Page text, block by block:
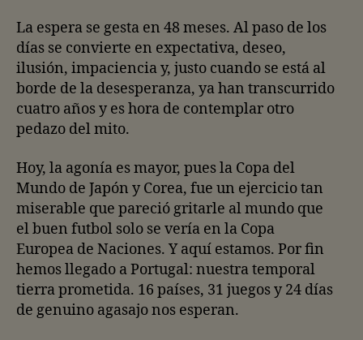
La espera se gesta en 48 meses. Al paso de los
días se convierte en expectativa, deseo,
ilusión, impaciencia y, justo cuando se está al
borde de la desesperanza, ya han transcurrido
cuatro años y es hora de contemplar otro
pedazo del mito.
Hoy, la agonía es mayor, pues la Copa del
Mundo de Japón y Corea, fue un ejercicio tan
miserable que pareció gritarle al mundo que
el buen futbol solo se vería en la Copa
Europea de Naciones. Y aquí estamos. Por fin
hemos llegado a Portugal: nuestra temporal
tierra prometida. 16 países, 31 juegos y 24 días
de genuino agasajo nos esperan.